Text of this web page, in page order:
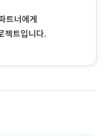
트너에게
젝트입니다.